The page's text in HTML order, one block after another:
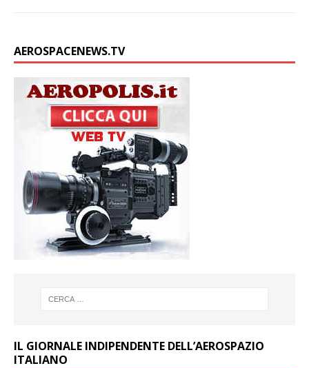
AEROSPACENEWS.TV
IL GIORNALE INDIPENDENTE DELL’AEROSPAZIO
ITALIANO